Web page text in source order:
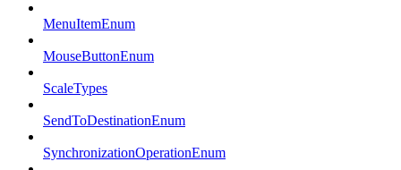
MenuItemEnum
MouseButtonEnum
ScaleTypes
SendToDestinationEnum
SynchronizationOperationEnum